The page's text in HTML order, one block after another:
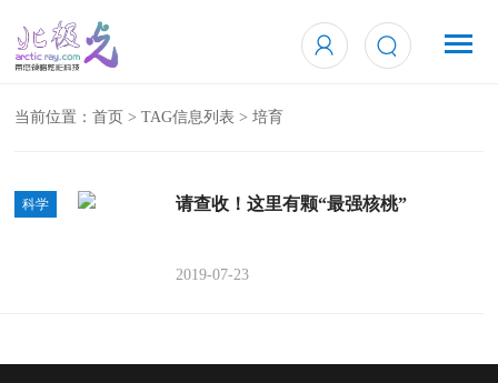
当前位置：首页 > TAG信息列表 > 培育
科学 请查收！这里有颗“最强核桃”
2019-07-23